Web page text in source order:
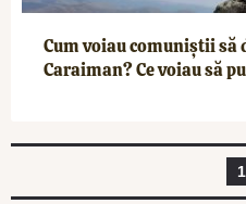
Cum voiau comuniștii să
Caraiman? Ce voiau să
1